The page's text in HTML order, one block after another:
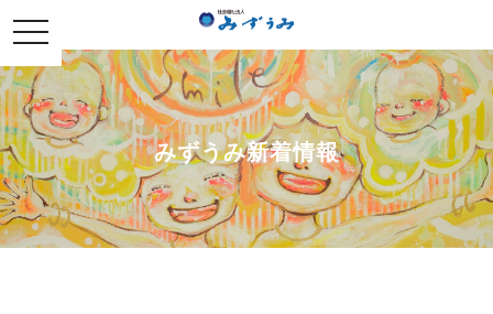
toggle
navigation
みずうみ新着情報